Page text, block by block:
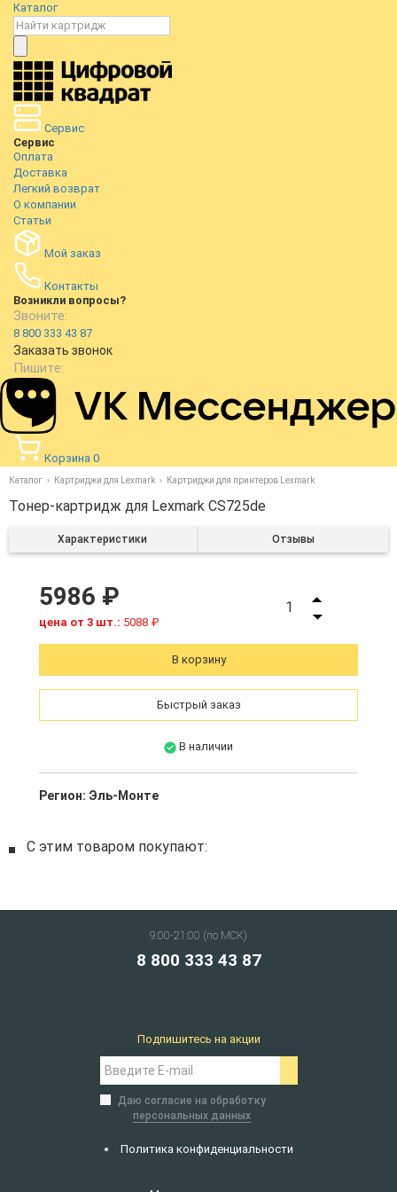
Каталог
Сервис
Сервис
Оплата
Доставка
Легкий возврат
О компании
Статьи
Мой заказ
Контакты
Возникли вопросы?
Звоните:
8 800 333 43 87
Заказать звонок
Пишите:
Корзина 0
Каталог Картриджи для Lexmark Картриджи для принтеров Lexmark
Тонер-картридж для Lexmark CS725de
Характеристики Отзывы
5986 ₽
цена от 3 шт.: 5088 ₽
1
В корзину
Быстрый заказ
В наличии
Регион: Эль-Монте
С этим товаром покупают:
9:00-21:00 (по МСК)
8 800 333 43 87
Политика конфиденциальности
Подпишитесь на акции
Даю согласие на обработку
персональных данных